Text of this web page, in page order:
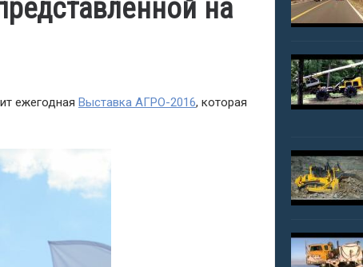
на
ежегодная Выставка АГРО-2016, которая